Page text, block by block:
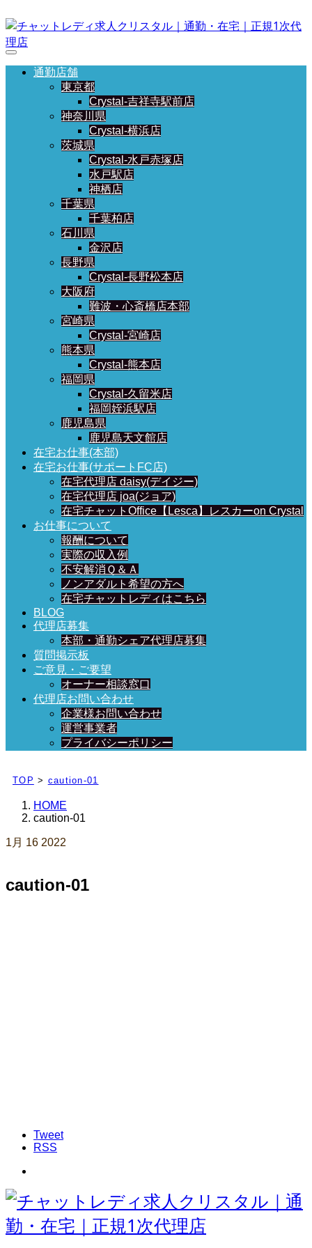
通勤店舗
東京都
Crystal-吉祥寺駅前店
神奈川県
Crystal-横浜店
茨城県
Crystal-水戸赤塚店
水戸駅店
神栖店
千葉県
千葉柏店
石川県
金沢店
長野県
Crystal-長野松本店
大阪府
難波・心斎橋店本部
宮崎県
Crystal-宮崎店
熊本県
Crystal-熊本店
福岡県
Crystal-久留米店
福岡姪浜駅店
鹿児島県
鹿児島天文館店
在宅お仕事(本部)
在宅お仕事(サポートFC店)
在宅代理店 daisy(デイジー)
在宅代理店 joa(ジョア)
在宅チャットOffice【Lesca】レスカーon Crystal
お仕事について
報酬について
実際の収入例
不安解消Ｑ＆Ａ
ノンアダルト希望の方へ
在宅チャットレディはこちら
BLOG
代理店募集
本部・通勤シェア代理店募集
質問掲示板
ご意見・ご要望
オーナー相談窓口
代理店お問い合わせ
企業様お問い合わせ
運営事業者
プライバシーポリシー
TOP > caution-01
HOME
caution-01
1月 16 2022
caution-01
Tweet
RSS